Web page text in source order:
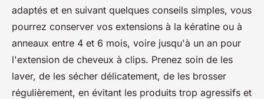
adaptés et en suivant quelques conseils simples, vous
pourrez conserver vos extensions à la kératine ou à
anneaux entre 4 et 6 mois, voire jusqu'à un an pour
l'extension de cheveux à clips. Prenez soin de les
laver, de les sécher délicatement, de les brosser
régulièrement, en évitant les produits trop agressifs et